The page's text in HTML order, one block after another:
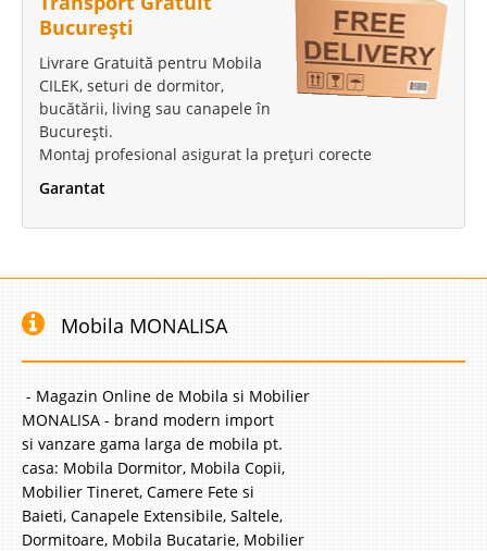
București
Livrare Gratuită pentru Mobila
CILEK, seturi de dormitor,
bucătării, living sau canapele în
București.
Montaj profesional asigurat la prețuri corecte
Garantat
Mobila MONALISA
- Magazin Online de Mobila si Mobilier
MONALISA - brand modern import
si vanzare gama larga de mobila pt.
casa: Mobila Dormitor, Mobila Copii,
Mobilier Tineret, Camere Fete si
Baieti, Canapele Extensibile, Saltele,
Dormitoare, Mobila Bucatarie, Mobilier